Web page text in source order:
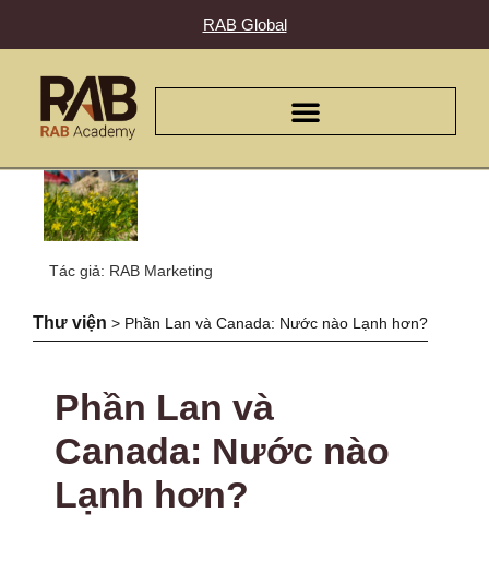
RAB Global
Tác giả: RAB Marketing
Thư viện > Phần Lan và Canada: Nước nào Lạnh hơn?
Phần Lan và
Canada: Nước nào
Lạnh hơn?